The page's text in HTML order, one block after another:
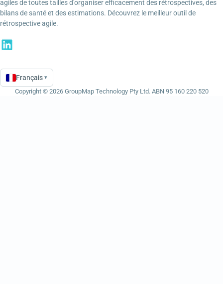
agiles de toutes tailles d'organiser efficacement des rétrospectives, des
bilans de santé et des estimations. Découvrez le meilleur outil de
rétrospective agile.
Language
Français ▾
Copyright © 2026 GroupMap Technology Pty Ltd. ABN 95 160 220 520